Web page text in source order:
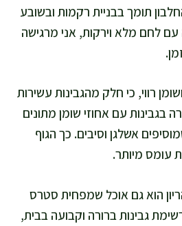
תומך בבניית רקמות ובשובע
עם לחם מלא וירקות, אני מרגישה
רווי, כי חלק מהגבינות עשירות
בגבינות עם אחוזי שומן מתונים
אשלגן וסיבים. כך הגוף
עומס מיותר.
הוא גם אוכל שמפחית סטרס
גבינות ברורה וקבועה בבית,